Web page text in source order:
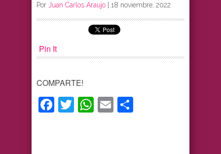
Por Juan Carlos Araujo | 18 noviembre, 2022
Pin It
COMPARTE!
Facebook
TwitterWhatsApp
Email